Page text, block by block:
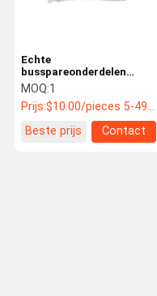
Echte
busspareonderdelen
Stootstaaf Bushing 4
Hole Ball Joint Voor King
Long & Yutong Bussen
φ85mm*120mm
MOQ:1
Prijs:$10.00/pieces 5-49 pieces
Beste prijs
Contact